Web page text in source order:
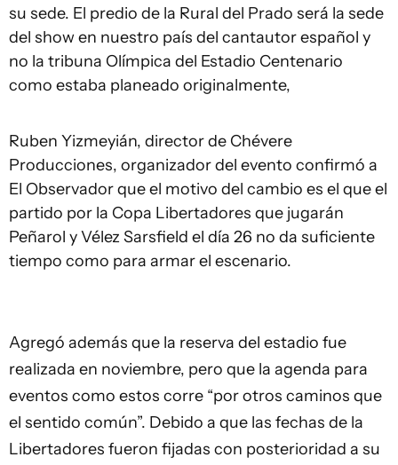
su sede. El predio de la Rural del Prado será la sede
del show en nuestro país del cantautor español y
no la tribuna Olímpica del Estadio Centenario
como estaba planeado originalmente,
Ruben Yizmeyián, director de Chévere
Producciones, organizador del evento confirmó a
El Observador que el motivo del cambio es el que el
partido por la Copa Libertadores que jugarán
Peñarol y Vélez Sarsfield el día 26 no da suficiente
tiempo como para armar el escenario.
Agregó además que la reserva del estadio fue
realizada en noviembre, pero que la agenda para
eventos como estos corre “por otros caminos que
el sentido común”. Debido a que las fechas de la
Libertadores fueron fijadas con posterioridad a su